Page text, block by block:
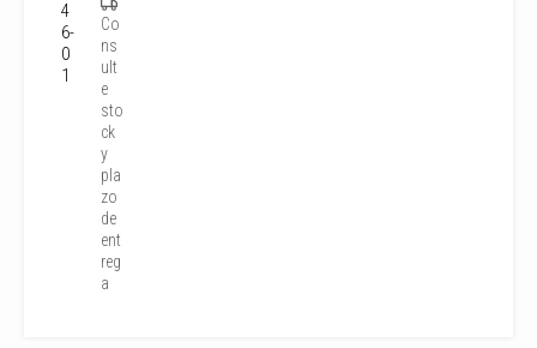
4
6-
0
1
Co
ns
ult
e
sto
ck
y
pla
zo
de
ent
reg
a